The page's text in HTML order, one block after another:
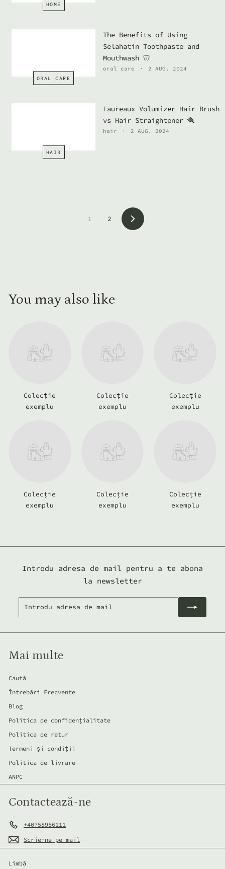
HOME
ORAL CARE
The Benefits of Using
Selahatin Toothpaste and
Mouthwash 🦷
oral care 2 AUG. 2024
HAIR
Laureaux Volumizer Hair Brush
vs Hair Straightener 🪮
hair 2 AUG. 2024
1 2
Următorul
You may also like
Colecție
exemplu
Colecție
exemplu
Colecție
exemplu
Colecție
exemplu
Colecție
exemplu
Colecție
exemplu
Introdu adresa de mail pentru a te abona
la newsletter
Abonează-
Mai multe
Caută
Întrebări Frecvente
Blog
Politica de confidențialitate
Politica de retur
Termeni și condiții
Politica de livrare
ANPC
Contactează-ne
+40758956111
Scrie-ne pe mail
Limbă